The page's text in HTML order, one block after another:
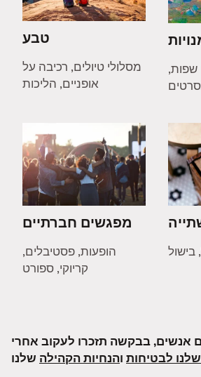
טבע
מסלולי טיולים, רכיבה על
אופניים, הליכות
שפות,
סרטים
מפגשים חברתיים
הופעות, פסטיבלים,
קריוקי, ספורט
אנשים, בבקשה תזכרו לעקוב אחרי
לבטיחותוהנחיות הקהילה